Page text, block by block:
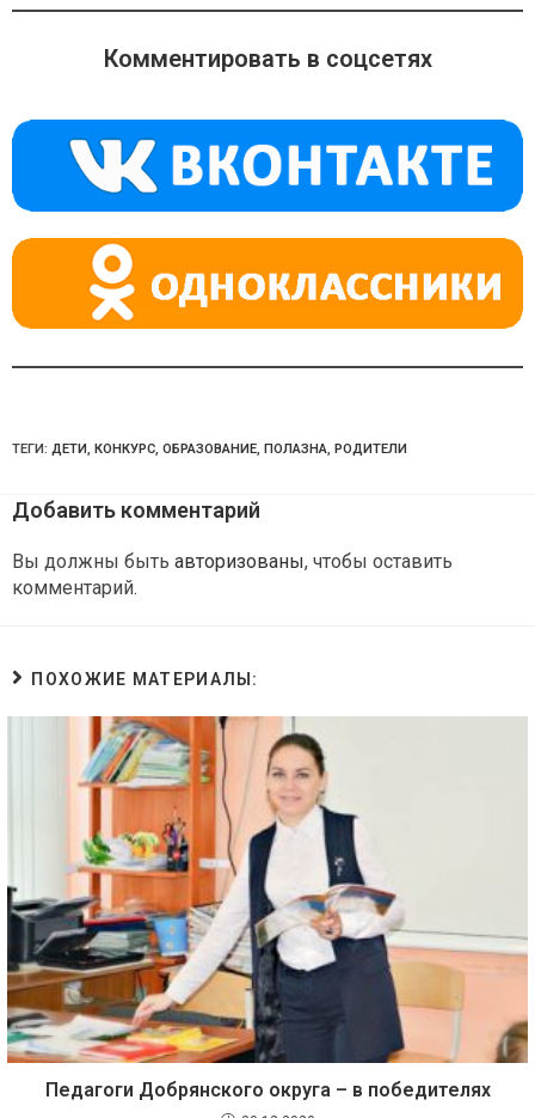
n
o
a
ss
ni
ki
e
gr
m
at
s
p
p
Комментировать в соцсетях
ТЕГИ: ДЕТИ, КОНКУРС, ОБРАЗОВАНИЕ, ПОЛАЗНА, РОДИТЕЛИ
Добавить комментарий
Вы должны быть авторизованы, чтобы оставить
комментарий.
ПОХОЖИЕ МАТЕРИАЛЫ:
Педагоги Добрянского округа – в победителях